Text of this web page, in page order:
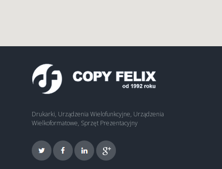
Drukarki, Urządzenia Wielofunkcyjne, Urządzenia
Wielkoformatowe, Sprzęt Prezentacyjny